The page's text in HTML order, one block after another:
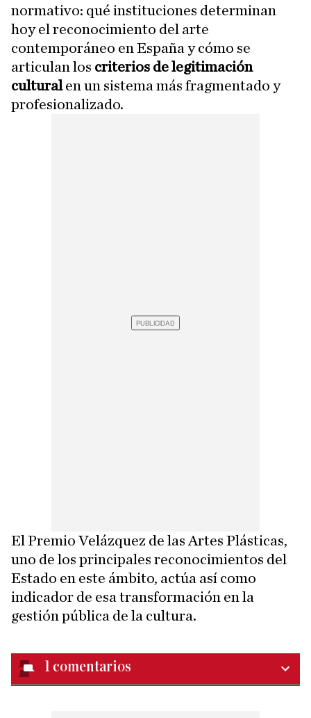
normativo: qué instituciones determinan
hoy el reconocimiento del arte
contemporáneo en España y cómo se
articulan los criterios de legitimación
culturalen un sistema más fragmentado y
profesionalizado.
El Premio Velázquez de las Artes Plásticas,
uno de los principales reconocimientos del
Estado en este ámbito, actúa así como
indicador de esa transformación en la
gestión pública de la cultura.
1 comentarios